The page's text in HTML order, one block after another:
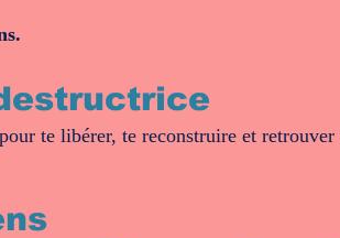
te libérer, te reconstruire et retrouver